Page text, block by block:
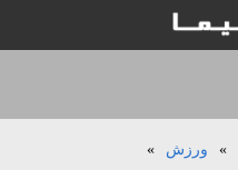
» ورزش »